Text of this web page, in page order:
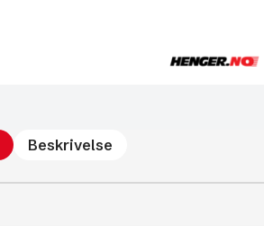
Beskrivelse